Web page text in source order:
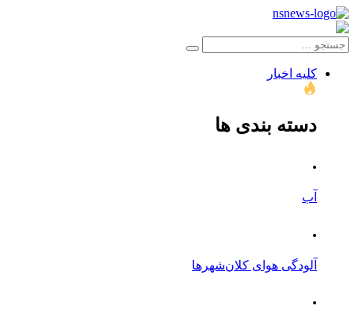
کلیه اخبار
دسته بندی ها
.
آب
.
آلودگی هوای کلان‌شهرها
.